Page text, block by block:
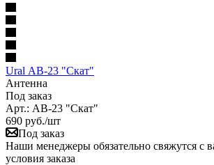
Ural АВ-23 "Скат"
Антенна
Под заказ
Арт.: АВ-23 "Скат"
690 руб./шт
Под заказ
Наши менеджеры обязательно свяжутся с
условия заказа